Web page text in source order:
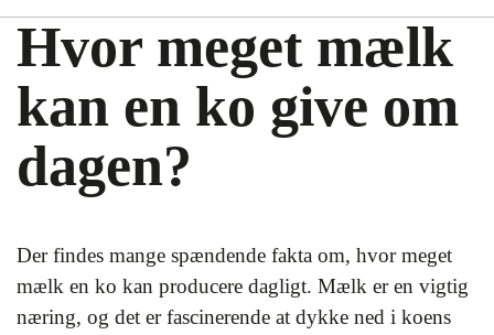
Hvor meget mælk
kan en ko give om
dagen?
Der findes mange spændende fakta om, hvor meget
mælk en ko kan producere dagligt. Mælk er en vigtig
næring, og det er fascinerende at dykke ned i koens